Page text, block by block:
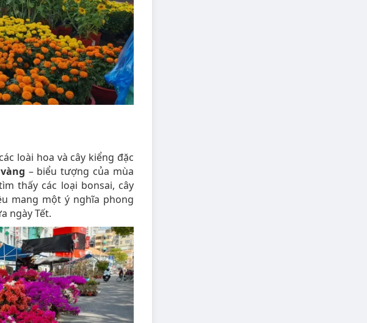
loài hoa và cây kiểng đặc
– biểu tượng của mùa
thấy các loại bonsai, cây
mang một ý nghĩa phong
ngày Tết.